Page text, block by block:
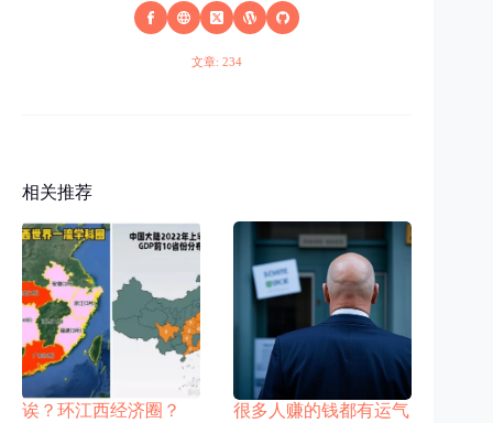
文章: 234
相关推荐
诶？环江西经济圈？
很多人赚的钱都有运气